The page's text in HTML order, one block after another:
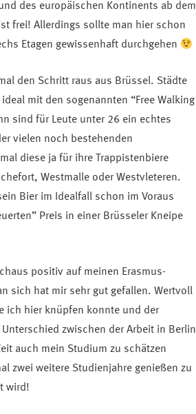
des europäischen Kontinents ab dem
frei! Allerdings sollte man hier schon
Etagen gewissenhaft durchgehen
den Schritt raus aus Brüssel. Städte
mit den sogenannten “Free Walking
sind für Leute unter 26 ein echtes
vielen noch bestehenden
diese ja für ihre Trappistenbiere
Westmalle oder Westvleteren.
Bier im Idealfall schon im Voraus
Preis in einer Brüsseler Kneipe
positiv auf meinen Erasmus-
sich hat mir sehr gut gefallen. Wertvoll
ich hier knüpfen konnte und der
zwischen der Arbeit in Berlin
auch mein Studium zu schätzen
zwei weitere Studienjahre genießen zu
wird!